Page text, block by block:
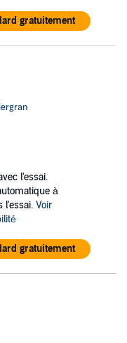
gratuitement
l'essai.
à
l'essai. Voir
gratuitement